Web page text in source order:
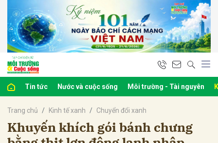
Tin tức Nước và cuộc sống Môi trường - Tài nguyên
Trang chủ Kinh tế xanh Chuyển đổi xanh
Khuyến khích gói bánh chưng
luận